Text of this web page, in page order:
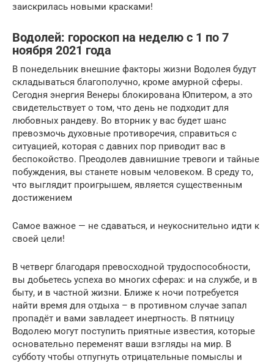
заискрилась новыми красками!
Водолей: гороскоп на неделю c 1 по 7
ноября 2021 года
В понедельник внешние факторы жизни Водолея будут
складываться благополучно, кроме амурной сферы.
Сегодня энергия Венеры блокирована Юпитером, а это
свидетельствует о том, что день не подходит для
любовных рандеву. Во вторник у вас будет шанс
превозмочь духовные противоречия, справиться с
ситуацией, которая с давних пор приводит вас в
беспокойство. Преодолев давнишние тревоги и тайные
побуждения, вы станете новым человеком. В среду то,
что выглядит проигрышем, является существенным
достижением
Самое важное — не сдаваться, и неукоснительно идти к
своей цели!
В четверг благодаря превосходной трудоспособности,
вы добьетесь успеха во многих сферах: и на службе, и в
быту, и в частной жизни. Ближе к ночи потребуется
найти время для отдыха – в противном случае запал
пропадёт и вами завладеет инертность. В пятницу
Водолею могут поступить приятные известия, которые
основательно переменят ваши взгляды на мир. В
субботу чтобы отпугнуть отрицательные помыслы и